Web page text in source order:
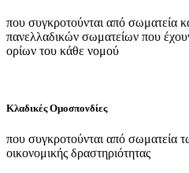
που συγκροτούνται από σωματεία
πανελλαδικών σωματείων που
ορίων του κάθε νομού
Κλαδικές Ομοσπονδίες
που συγκροτούνται από σωματεία
οικονομικής δραστηριότητας